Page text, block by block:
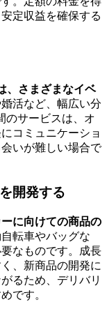
定収益を確保する
、さまざまなイベ
活など、幅広い分
のサービスは、オ
コミュニケーショ
いが難しい場合で
開発する
に向けての商品の
転車やバッグな
なものです。成長
、新商品の開発に
るため、デリバリ
です。